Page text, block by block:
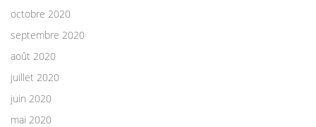
octobre 2020
septembre 2020
août 2020
juillet 2020
juin 2020
mai 2020